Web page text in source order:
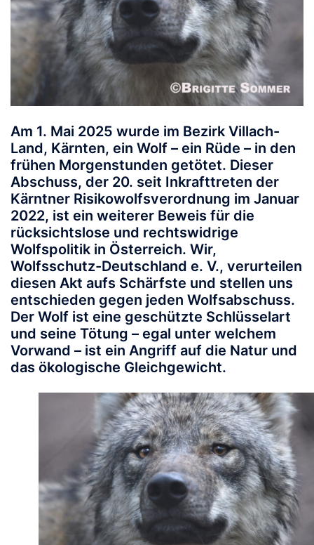
Am 1. Mai 2025 wurde im Bezirk Villach-
Land, Kärnten, ein Wolf – ein Rüde – in den
frühen Morgenstunden getötet. Dieser
Abschuss, der 20. seit Inkrafttreten der
Kärntner Risikowolfsverordnung im Januar
2022, ist ein weiterer Beweis für die
rücksichtslose und rechtswidrige
Wolfspolitik in Österreich. Wir,
Wolfsschutz-Deutschland e. V., verurteilen
diesen Akt aufs Schärfste und stellen uns
entschieden gegen jeden Wolfsabschuss.
Der Wolf ist eine geschützte Schlüsselart
und seine Tötung – egal unter welchem
Vorwand – ist ein Angriff auf die Natur und
das ökologische Gleichgewicht.